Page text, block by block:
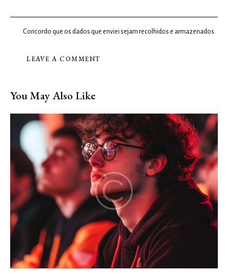
Concordo que os dados que enviei sejam recolhidos e armazenados.
You May Also Like